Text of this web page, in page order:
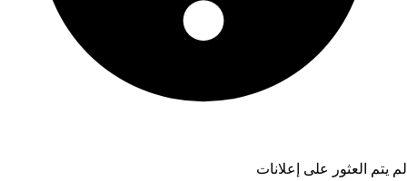
لم يتم العثور على إعلانات